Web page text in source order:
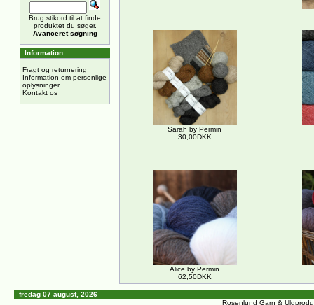
Brug stikord til at finde
produktet du søger.
Avanceret søgning
Information
Fragt og returnering
Information om personlige
oplysninger
Kontakt os
Sarah by Permin
30,00DKK
Alice by Permin
62,50DKK
fredag 07 august, 2026
Rosenlund Garn &